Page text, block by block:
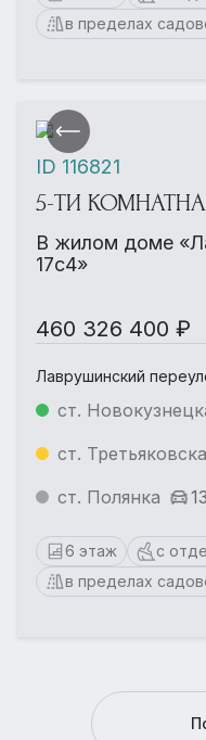
в пределах
5-ТИ
В жилом доме
17с4»
460 326 400 ₽
Лаврушинский
ст.
ст.
ст. Полянка
6 этаж с
в пределах
ID 116821